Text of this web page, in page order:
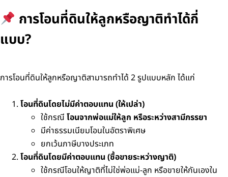
การโอนที่ดินให้ลูกหรือญาติทำได้กี่
แบบ?
การโอนที่ดินให้ลูกหรือญาติสามารถทำได้ 2 รูปแบบหลัก ได้แก่
โอนที่ดินโดยไม่มีค่าตอบแทน (ให้เปล่า)
ใช้กรณี โอนจากพ่อแม่ให้ลูก หรือระหว่างสามีภรรยา
มีค่าธรรมเนียมโอนในอัตราพิเศษ
ยกเว้นภาษีบางประเภท
โอนที่ดินโดยมีค่าตอบแทน (ซื้อขายระหว่างญาติ)
ใช้กรณีโอนให้ญาติที่ไม่ใช่พ่อแม่-ลูก หรือขายให้กันเองใน